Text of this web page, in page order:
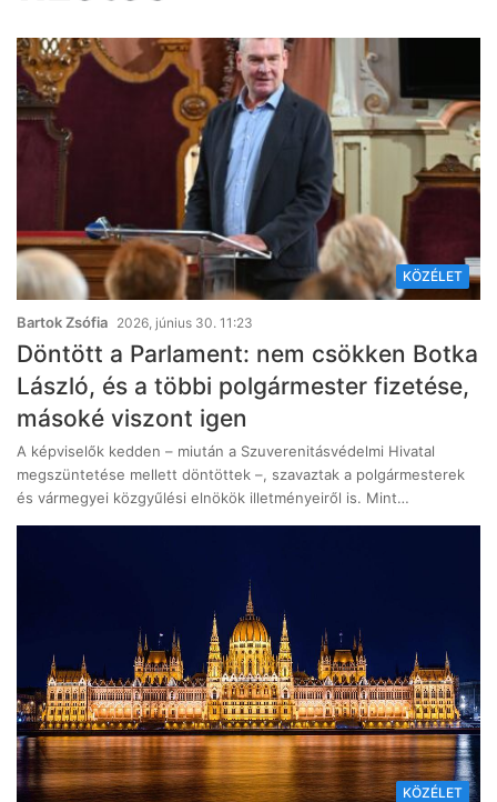
KÖZÉLET
Bartok Zsófia 2026, június 30. 11:23
Döntött a Parlament: nem csökken Botka
László, és a többi polgármester fizetése,
másoké viszont igen
A képviselők kedden – miután a Szuverenitásvédelmi Hivatal
megszüntetése mellett döntöttek –, szavaztak a polgármesterek
és vármegyei közgyűlési elnökök illetményeiről is. Mint…
KÖZÉLET